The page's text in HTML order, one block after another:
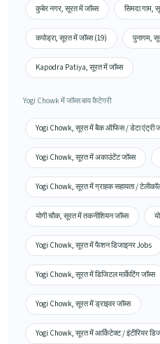
कुबेर नगर, सूरत में जॉब्स सिमदा गाम,
कपोड्रा, सूरत में जॉब्स (19) पुनागम,
Kapodra Patiya, सूरत में जॉब्स
Yogi Chowk में जॉब्स बाय कैटेगरी
Yogi Chowk, सूरत में बैक ऑफिस / डेटा एंट्री
Yogi Chowk, सूरत में अकाउंटेंट जॉब्स
Yogi Chowk, सूरत में ग्राहक सहायता /
योगी चौक, सूरत में तकनीशियन जॉब्स
Yogi Chowk, सूरत में फैशन डिजाइनर Jobs
Yogi Chowk, सूरत में डिजिटल मार्केटिंग जॉब्स
Yogi Chowk, सूरत में ड्राइवर जॉब्स
Yogi Chowk, सूरत में आर्किटेक्ट / इंटीरियर